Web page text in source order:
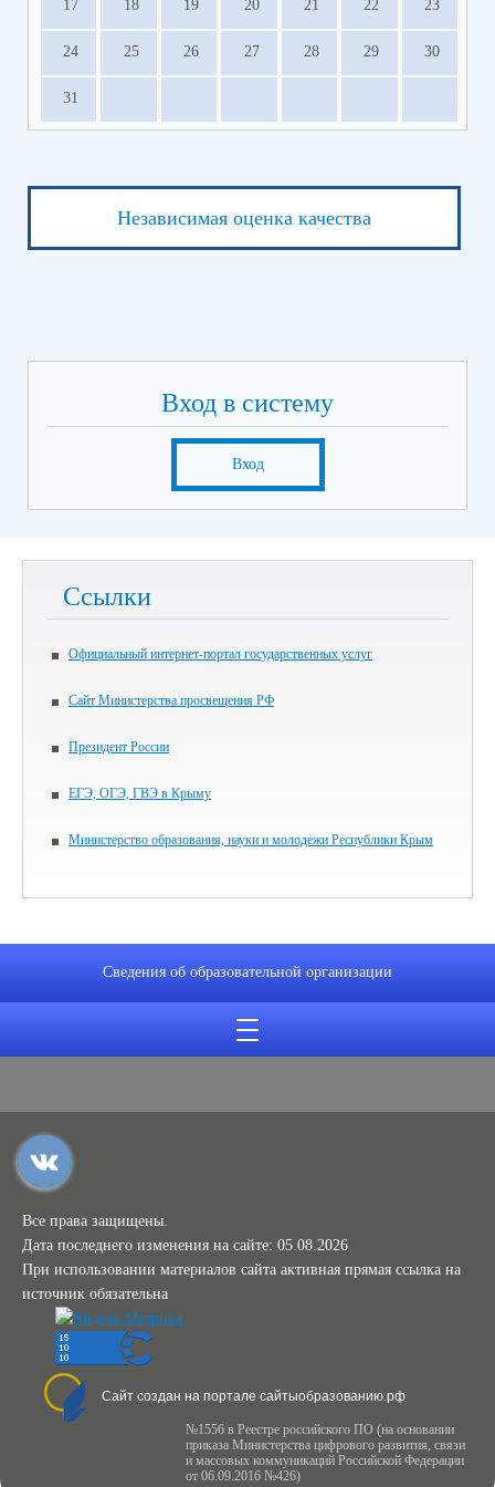
17 18 19 20 21 22 23
24 25 26 27 28 29 30
31
Независимая оценка качества
Вход в систему
Вход
Ссылки
Официальный интернет-портал государственных услуг
Сайт Министерства просвещения РФ
Президент России
ЕГЭ, ОГЭ, ГВЭ в Крыму
Министерство образования, науки и молодежи Республики Крым
Сведения об образовательной организации
Все права защищены.
Дата последнего изменения на сайте: 05.08.2026
При использовании материалов сайта активная прямая ссылка на
источник обязательна
Сайт создан на портале сайтыобразованию.рф
№1556 в Реестре российского ПО (на основании
приказа Министерства цифрового развития, связи
и массовых коммуникаций Российской Федерации
от 06.09.2016 №426)